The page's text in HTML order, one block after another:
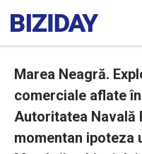
Marea Neagră.
comerciale aflate
Autoritatea Navală
momentan ipoteza